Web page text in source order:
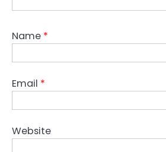
Name *
Email *
Website